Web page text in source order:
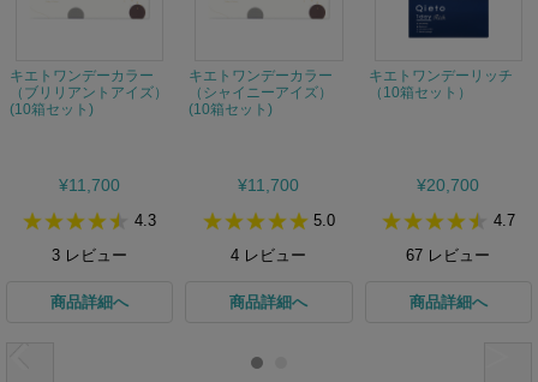
キエトワンデーカラー
（ブリリアントアイズ）
(10箱セット)
¥11,700
4.3
3 レビュー
商品詳細へ
キエトワンデーカラー
（シャイニーアイズ）
(10箱セット)
¥11,700
5.0
4 レビュー
商品詳細へ
キエトワンデーリッチ
（10箱セット）
¥20,700
4.7
67 レビュー
商品詳細へ